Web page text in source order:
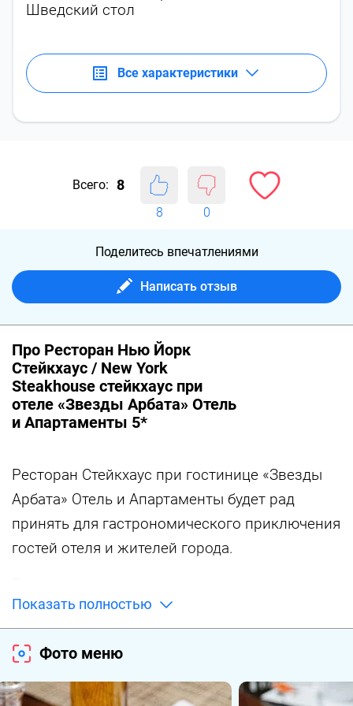
Шведский стол
Все характеристики
Всего: 8
8 0
Поделитесь впечатлениями
Написать отзыв
Про Ресторан Нью Йорк
Стейкхаус / New York
Steakhouse cтейкхаус при
отеле «Звезды Арбата» Отель
и Апартаменты 5*
Ресторан Стейкхаус при гостинице «Звезды
Арбата» Отель и Апартаменты будет рад
принять для гастрономического приключения
гостей отеля и жителей города.
стейки, премиальная говядина и лучшие
отрубы для вас готовят на углях в
легендарном гриле хоспер. В гриль меню
также представлены рыба и морепродукты,
Показать полностью
Фото меню